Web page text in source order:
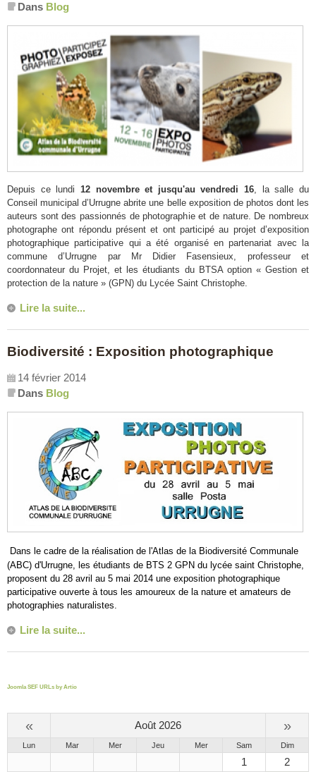
Dans Blog
Depuis ce lundi 12 novembre et jusqu'au vendredi 16 , la salle du
Conseil municipal d’Urrugne abrite une belle exposition de photos dont les
auteurs sont des passionnés de photographie et de nature. De nombreux
photographe ont répondu présent et ont participé au projet d’exposition
photographique participative qui a été organisé en partenariat avec la
commune d’Urrugne par Mr Didier Fasensieux, professeur et
coordonnateur du Projet, et les étudiants du BTSA option « Gestion et
protection de la nature » (GPN) du Lycée Saint Christophe.
Lire la suite...
Biodiversité : Exposition photographique
14 février 2014
Dans Blog
Dans le cadre de la réalisation de l'Atlas de la Biodiversité Communale
(ABC) d'Urrugne, les étudiants de BTS 2 GPN du lycée saint Christophe,
proposent du 28 avril au 5 mai 2014 une exposition photographique
participative ouverte à tous les amoureux de la nature et amateurs de
photographies naturalistes.
Lire la suite...
Joomla SEF URLs by Artio
« Août 2026 »
Lun Mar Mer Jeu Mer Sam Dim
1
2